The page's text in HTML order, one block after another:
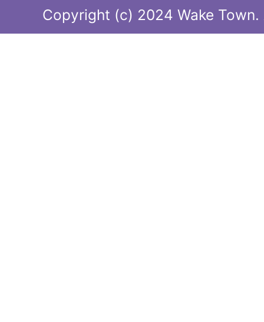
Copyright (c) 2024 Wake Town.